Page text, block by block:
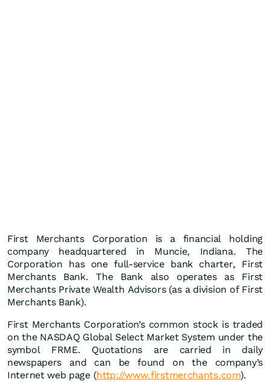
First Merchants Corporation is a financial holding
company headquartered in Muncie, Indiana. The
Corporation has one full-service bank charter, First
Merchants Bank. The Bank also operates as First
Merchants Private Wealth Advisors (as a division of First
Merchants Bank).
First Merchants Corporation’s common stock is traded
on the NASDAQ Global Select Market System under the
symbol FRME. Quotations are carried in daily
newspapers and can be found on the company’s
Internet web page (http://www.firstmerchants.com).